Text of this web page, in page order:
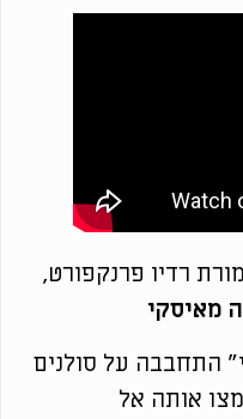
רדיו פרנקפורט,
מאיסקי
התחבבה על סולנים
אותה אל